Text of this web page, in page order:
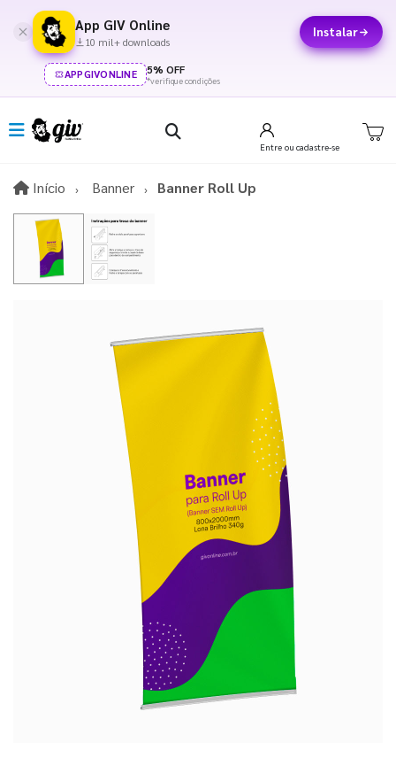
App GIV Online
10 mil+ downloads
Instalar
APPGIVONLINE 5% OFF
*verifique condições
Entre ou cadastre-se
Início InícioBanner Banner Roll Up